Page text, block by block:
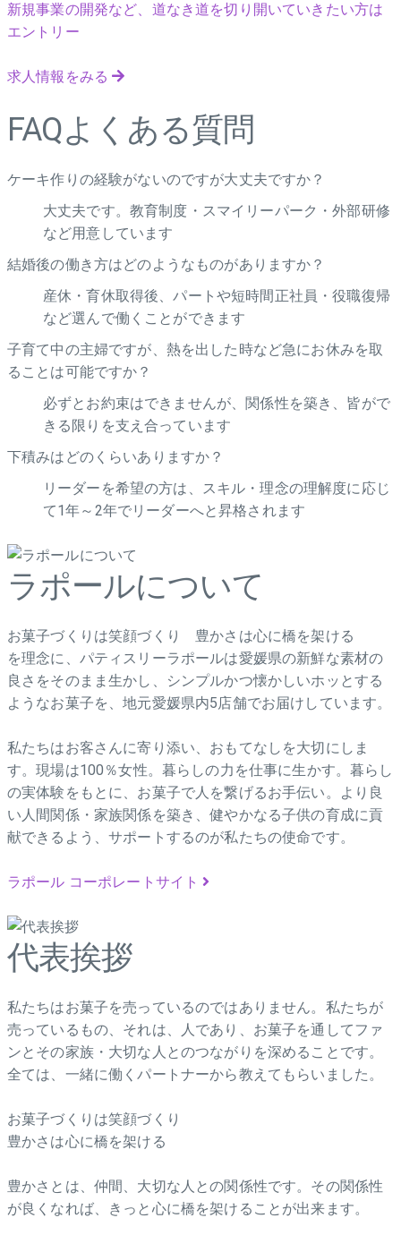
新規事業の開発など、道なき道を切り開いていきたい方は
エントリー
求人情報をみる
FAQよくある質問
ケーキ作りの経験がないのですが大丈夫ですか？
大丈夫です。教育制度・スマイリーパーク・外部研修
など用意しています
結婚後の働き方はどのようなものがありますか？
産休・育休取得後、パートや短時間正社員・役職復帰
など選んで働くことができます
子育て中の主婦ですが、熱を出した時など急にお休みを取
ることは可能ですか？
必ずとお約束はできませんが、関係性を築き、皆がで
きる限りを支え合っています
下積みはどのくらいありますか？
リーダーを希望の方は、スキル・理念の理解度に応じ
て1年～2年でリーダーへと昇格されます
ラポールについて
お菓子づくりは笑顔づくり 豊かさは心に橋を架ける
を理念に、パティスリーラポールは愛媛県の新鮮な素材の
良さをそのまま生かし、シンプルかつ懐かしいホッとする
ようなお菓子を、地元愛媛県内5店舗でお届けしています。
私たちはお客さんに寄り添い、おもてなしを大切にしま
す。現場は100％女性。暮らしの力を仕事に生かす。暮らし
の実体験をもとに、お菓子で人を繋げるお手伝い。より良
い人間関係・家族関係を築き、健やかなる子供の育成に貢
献できるよう、サポートするのが私たちの使命です。
ラポール コーポレートサイト
代表挨拶
私たちはお菓子を売っているのではありません。私たちが
売っているもの、それは、人であり、お菓子を通してファ
ンとその家族・大切な人とのつながりを深めることです。
全ては、一緒に働くパートナーから教えてもらいました。
お菓子づくりは笑顔づくり
豊かさは心に橋を架ける
豊かさとは、仲間、大切な人との関係性です。その関係性
が良くなれば、きっと心に橋を架けることが出来ます。